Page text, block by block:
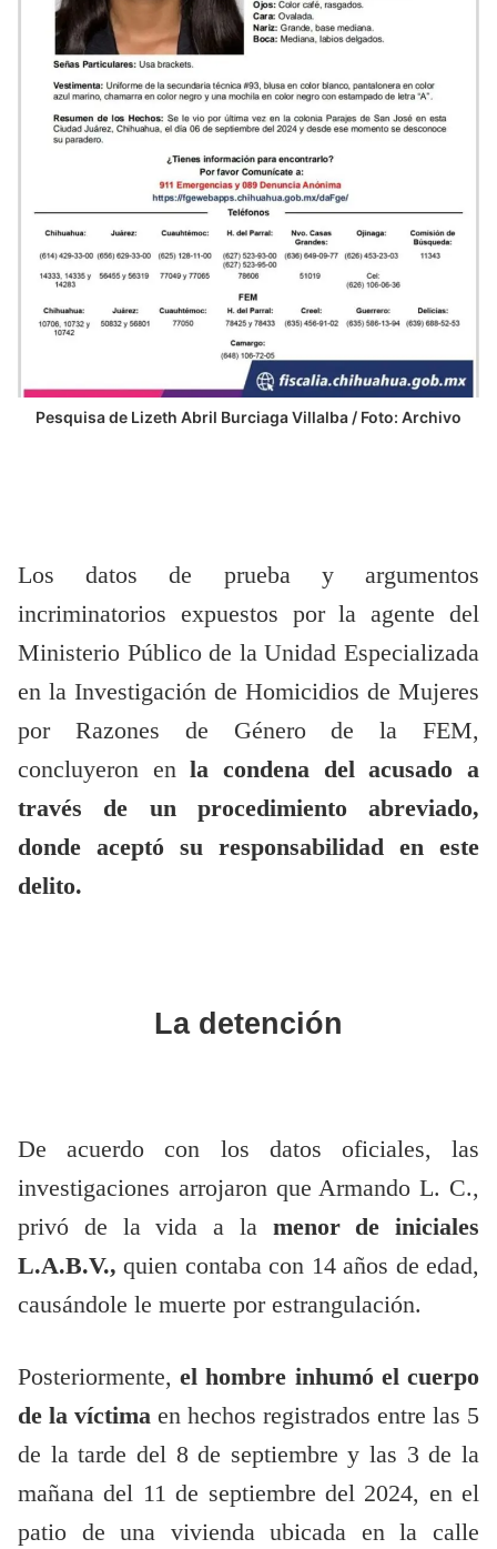
Pesquisa de Lizeth Abril Burciaga Villalba / Foto: Archivo
Los datos de prueba y argumentos
incriminatorios expuestos por la agente del
Ministerio Público de la Unidad Especializada
en la Investigación de Homicidios de Mujeres
por Razones de Género de la FEM,
concluyeron enla condena del acusado a
través de un procedimiento abreviado,
donde aceptó su responsabilidad en este
delito.
La detención
De acuerdo con los datos oficiales, las
investigaciones arrojaron que Armando L. C.,
privó de la vida a la menor de iniciales
L.A.B.V., quien contaba con 14 años de edad,
causándole le muerte por estrangulación.
Posteriormente,el hombre inhumó el cuerpo
de la víctima en hechos registrados entre las 5
de la tarde del 8 de septiembre y las 3 de la
mañana del 11 de septiembre del 2024, en el
patio de una vivienda ubicada en la calle